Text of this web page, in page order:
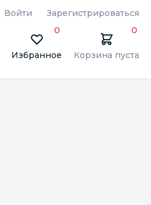
Войти Зарегистрироваться
Избранное
0
Корзина пуста
0